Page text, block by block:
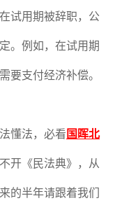
试用期被辞职，公
。例如，在试用期
要支付经济补偿。
懂法，必看 国晖北
开《民法典》，从
的半年请跟着我们